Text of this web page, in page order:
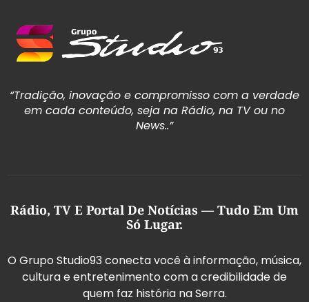
“Tradição, inovação e compromisso com a verdade
em cada conteúdo, seja na Rádio, na TV ou no
News..”
Rádio, TV E Portal De Notícias — Tudo Em Um
Só Lugar.
O Grupo Studio93 conecta você à informação, música,
cultura e entretenimento com a credibilidade de
quem faz história na Serra.